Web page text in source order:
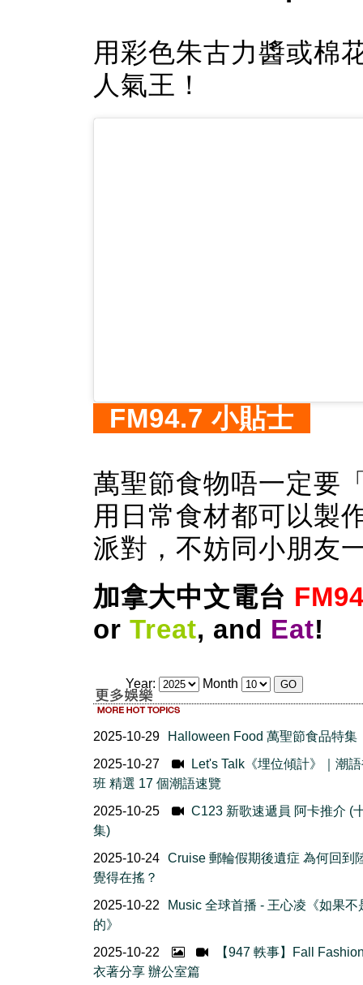
用彩色朱古力醬或棉
人氣王！
FM94.7 小貼士
萬聖節食物唔一定要
用日常食材都可以製
派對，不妨同小朋友
加拿大中文電台
or Treat, and Eat!
Year: Month
2025-10-29
Halloween Food 萬聖節食品特集
2025-10-27
Let's Talk《埋位傾計》｜潮
班 精選 17 個潮語速覽
2025-10-25
C123 新歌速遞員 阿卡推介 (
集)
2025-10-24 Cruise 郵輪假期後遺症 為何回到
覺得在搖？
2025-10-22
Music 全球首播 - 王心凌《如果不
的》
2025-10-22
【947 軼事】Fall
衣著分享 辦公室篇